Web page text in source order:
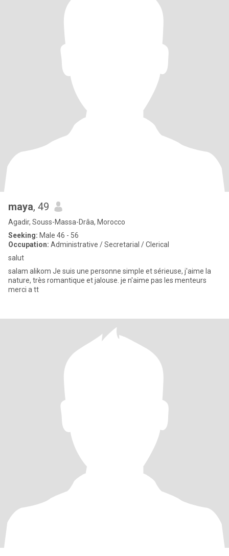
maya, 49
Agadir, Souss-Massa-Drâa, Morocco
Seeking: Male 46 - 56
Occupation: Administrative / Secretarial / Clerical
salut
salam alikom Je suis une personne simple et sérieuse, j'aime la
nature, très romantique et jalouse. je n'aime pas les menteurs
merci a tt